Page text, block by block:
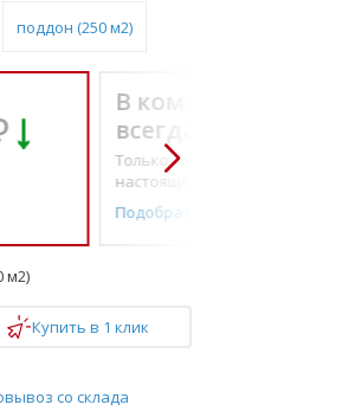
поддон (250 м2)
В комплекте
всегда выгоднее!
Только то, что по-
настоящему необходимо
Подобрать комплект
м2)
Купить в 1 клик
со склада